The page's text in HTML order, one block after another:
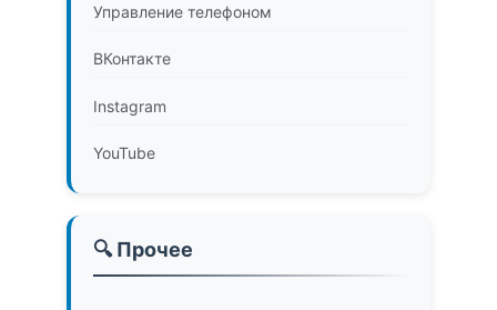
Управление телефоном
ВКонтакте
Instagram
YouTube
🔍 Прочее